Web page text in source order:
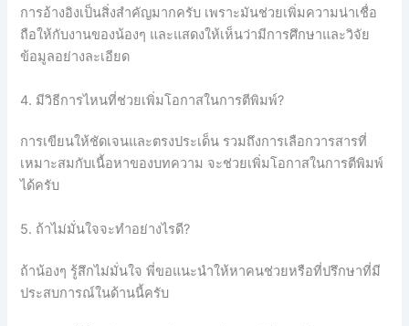
การอ้างอิงเป็นสิ่งสำคัญมากครับ เพราะมันช่วยเพิ่มความน่าเชื่อ
ถือให้กับงานของน้องๆ และแสดงให้เห็นว่ามีการศึกษาและวิจัย
ข้อมูลอย่างละเอียด
4. มีวิธีการไหนที่ช่วยเพิ่มโอกาสในการตีพิมพ์?
การเขียนให้ชัดเจนและตรงประเด็น รวมถึงการเลือกวารสารที่
เหมาะสมกับเนื้อหาของบทความ จะช่วยเพิ่มโอกาสในการตีพิมพ์
ได้ครับ
5. ถ้าไม่มั่นใจจะทำอย่างไรดี?
ถ้าน้องๆ รู้สึกไม่มั่นใจ พี่ขอแนะนำให้หาคนช่วยหรือที่ปรึกษาที่มี
ประสบการณ์ในด้านนี้ครับ